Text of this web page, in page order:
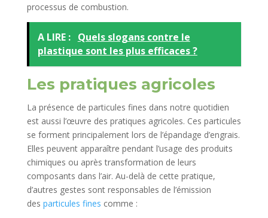
processus de combustion.
A LIRE : Quels slogans contre le
plastique sont les plus efficaces ?
Les pratiques agricoles
La présence de particules fines dans notre quotidien
est aussi l’œuvre des pratiques agricoles. Ces particules
se forment principalement lors de l’épandage d’engrais.
Elles peuvent apparaître pendant l’usage des produits
chimiques ou après transformation de leurs
composants dans l’air. Au-delà de cette pratique,
d’autres gestes sont responsables de l’émission
des particules fines comme :